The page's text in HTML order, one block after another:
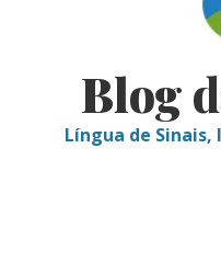
Blog
Língua de Sinais,